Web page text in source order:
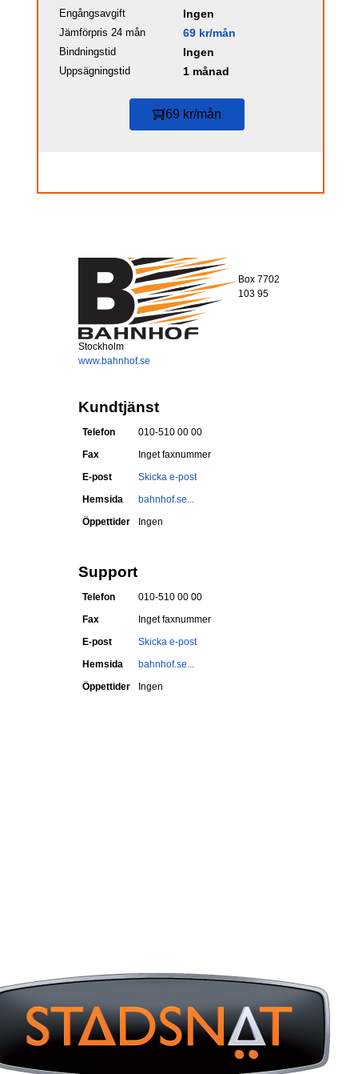
Engångsavgift Ingen
Jämförpris 24 mån 69 kr/mån
Bindningstid Ingen
Uppsägningstid 1 månad
69 kr/mån
Box 7702
103 95
Stockholm
www.bahnhof.se
Kundtjänst
Telefon
010-510 00 00
Fax
Inget faxnummer
E-post
Skicka e-post
Hemsida
bahnhof.se...
Öppettider
Ingen
Support
Telefon
010-510 00 00
Fax
Inget faxnummer
E-post
Skicka e-post
Hemsida
bahnhof.se...
Öppettider
Ingen